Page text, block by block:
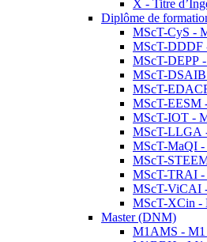
X - Titre
Diplôme de
MScT-CyS -
MScT-DDDF
MScT-DEPP
MScT-DSAIB
MScT-
MScT-EESM
MScT-IOT -
MScT-LLGA
MScT-MaQI -
MScT-
MScT-TRAI -
MScT-ViCAI
MScT-XCin -
Master (DNM)
M1AMS - M1